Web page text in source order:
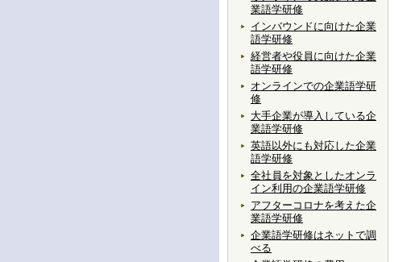
業語学研修
インバウンドに向けた企業
語学研修
経営者や役員に向けた企業
語学研修
オンラインでの企業語学研
修
大手企業が導入している企
業語学研修
英語以外にも対応した企業
語学研修
全社員を対象としたオンラ
イン利用の企業語学研修
アフターコロナを考えた企
業語学研修
企業語学研修はネットで調
べる